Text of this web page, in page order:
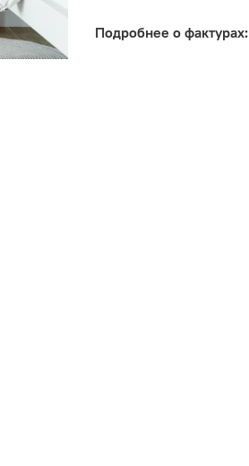
Подробнее о фактурах: